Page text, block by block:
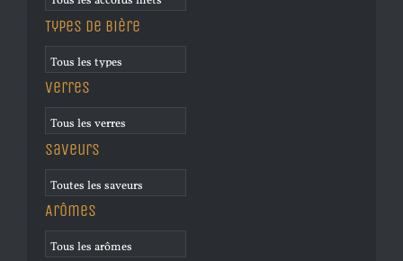
Types de bière
Verres
Saveurs
Arômes